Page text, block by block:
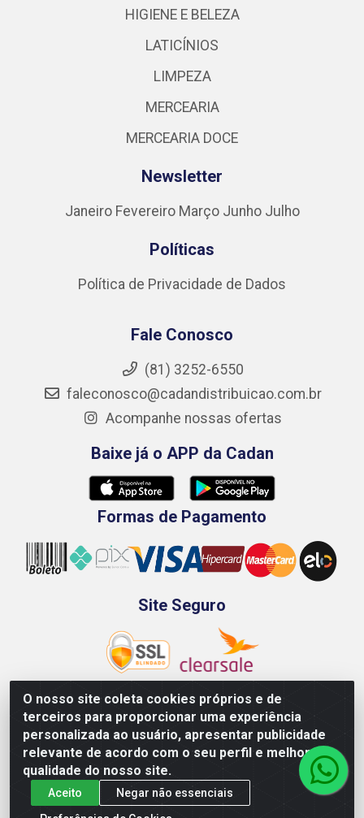
O nosso site coleta cookies próprios e de
terceiros para proporcionar uma experiência
personalizada ao usuário, apresentar publicidade
relevante de acordo com o seu perfil e melhorar a
qualidade do nosso site.
Aceito
Negar não essenciais
HIGIENE E BELEZA
LATICÍNIOS
LIMPEZA
MERCEARIA
MERCEARIA DOCE
Newsletter
Janeiro Fevereiro Março Junho Julho
Políticas
Política de Privacidade de Dados
Fale Conosco
(81) 3252-6550
faleconosco@cadandistribuicao.com.br
Acompanhe nossas ofertas
Baixe já o APP da Cadan
Formas de Pagamento
Site Seguro
Rod. BR-101 Sul, Km 73, 4505, Galpão A, Ibura -
Recife/PE - CEP 51240-340 - CNPJ 70.089.974/0001-79